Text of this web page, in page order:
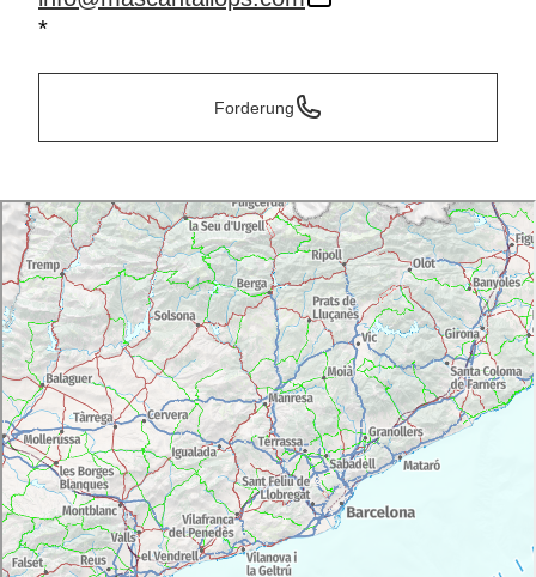
*
Forderung